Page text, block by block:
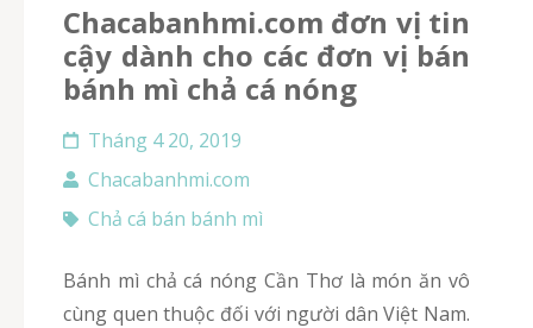
chacabanhmi.com đơn vị tin
cậy dành cho các đơn vị bán
bánh mì chả cá nóng
Tháng 4 20, 2019
Chacabanhmi.com
Chả cá bán bánh mì
Bánh mì chả cá nóng Cần Thơ là món ăn vô
cùng quen thuộc đối với người dân Việt Nam.